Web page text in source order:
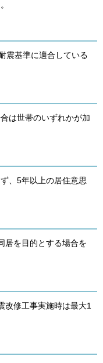
震基準に適合している
は世帯のいずれかが加
、5年以上の居住意思
居を目的とする場合を
改修工事実施時は最大1